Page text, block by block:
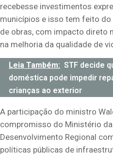
recebesse investimentos
municípios e isso tem feito
de obras, com impacto direto
na melhoria da qualidade de
Leia Também: STF decide
doméstica pode impedir
crianças ao exterior
A participação do ministro
compromisso do Ministério
Desenvolvimento Regional
políticas públicas de